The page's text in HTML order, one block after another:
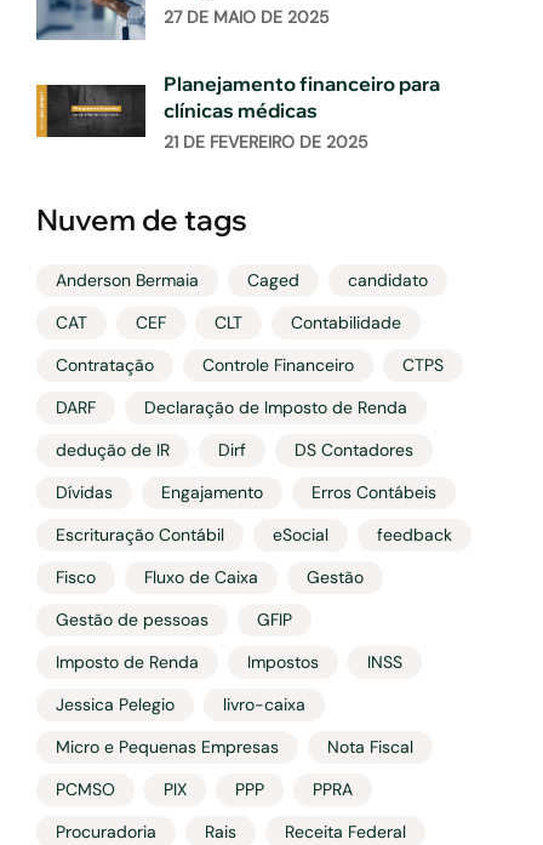
27 DE MAIO DE 2025
Planejamento financeiro para
clínicas médicas
21 DE FEVEREIRO DE 2025
Nuvem de tags
Anderson Bermaia Caged
candidato
CAT
CEF CLT
Contabilidade
Contratação
Controle Financeiro
CTPS
DARF
Declaração de Imposto de Renda
dedução de IR
Dirf
DS Contadores
Dívidas
Engajamento
Erros Contábeis
Escrituração Contábil
eSocial
feedback
Fisco
Fluxo de Caixa
Gestão
Gestão de pessoas
GFIP
Imposto de Renda
Impostos
INSS
Jessica Pelegio
livro-caixa
Micro e Pequenas Empresas
Nota Fiscal
PCMSO
PIX PPP
PPRA
Procuradoria
Rais
Receita Federal